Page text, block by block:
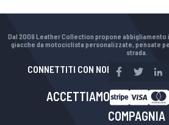
Dal 2009 Leather Collection propone abbigliamento
giacche da motociclista personalizzate, pensate
strada.
CONNETTITI CON NOI
ACCETTIAMO
COMPAGNIA